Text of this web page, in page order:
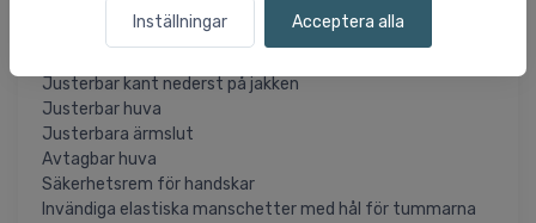
Inställningar Acceptera alla
Vattentäthet: 10.000 mm
Justerbar kant nederst på jakken
Justerbar huva
Justerbara ärmslut
Avtagbar huva
Säkerhetsrem för handskar
Invändiga elastiska manschetter med hål för tummarna